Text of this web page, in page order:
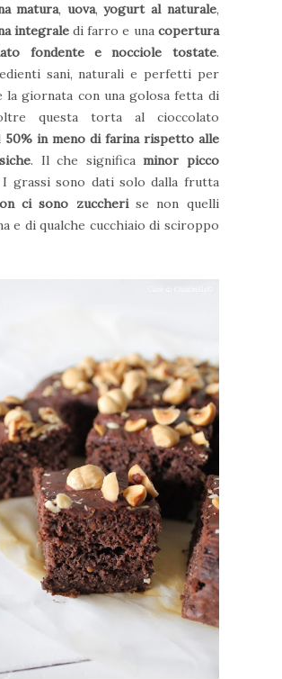
matura, uova,yogurt al naturale,
integrale di farro e una copertura
fondente e nocciole tostate.
sani, naturali e perfetti per
la giornata con una golosa fetta di
questa torta al cioccolato
50% in meno di farina rispetto alle
. Il che significa minor picco
I grassi sono dati solo dalla frutta
ci sono zuccherise non quelli
e di qualche cucchiaio di sciroppo